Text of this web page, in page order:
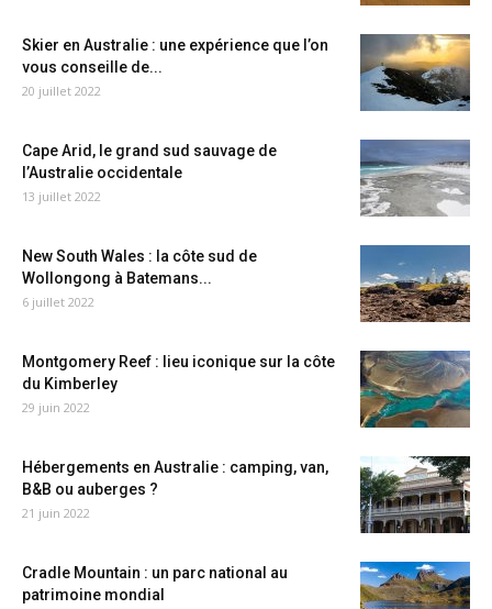
Skier en Australie : une expérience que l’on
vous conseille de...
20 juillet 2022
Cape Arid, le grand sud sauvage de
l’Australie occidentale
13 juillet 2022
New South Wales : la côte sud de
Wollongong à Batemans...
6 juillet 2022
Montgomery Reef : lieu iconique sur la côte
du Kimberley
29 juin 2022
Hébergements en Australie : camping, van,
B&B ou auberges ?
21 juin 2022
Cradle Mountain : un parc national au
patrimoine mondial